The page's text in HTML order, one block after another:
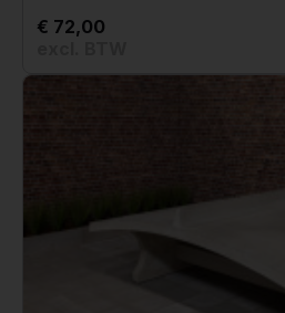
€ 72,00